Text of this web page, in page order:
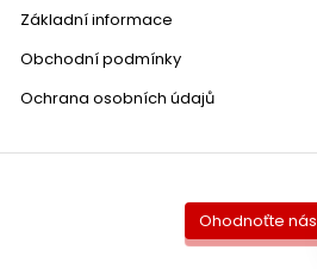
Základní informace
Obchodní podmínky
Ochrana osobních údajů
Ohodnoťte nás